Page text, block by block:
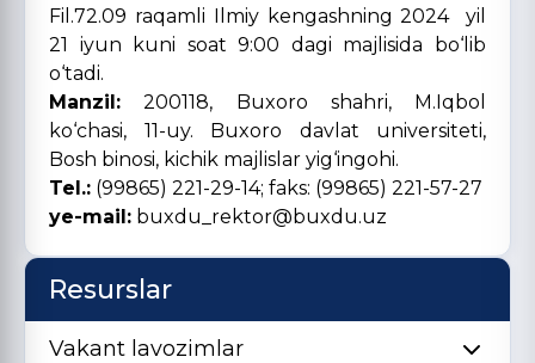
Fil.72.09 raqamli Ilmiy kengashning 2024 yil
21 iyun kuni soat 9:00 dagi majlisida bo‘lib
o‘tadi.
Manzil: 200118, Buxoro shahri, M.Iqbol
ko‘chasi, 11-uy. Buxoro davlat universiteti,
Bosh binosi, kichik majlislar yig‘ingohi.
Tel.: (99865) 221-29-14; faks: (99865) 221-57-27
ye-mail: buxdu_rektor@buxdu.uz
Resurslar
Vakant lavozimlar